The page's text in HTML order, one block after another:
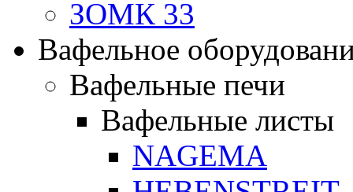
ЗОМК 33
Вафельное
Вафельные печи
Вафельные листы
NAGEMA